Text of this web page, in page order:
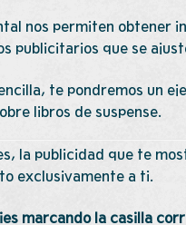
nos permiten obtener
publicitarios que se
te pondremos un
libros de suspense.
la publicidad que te
exclusivamente a ti.
marcando la casilla